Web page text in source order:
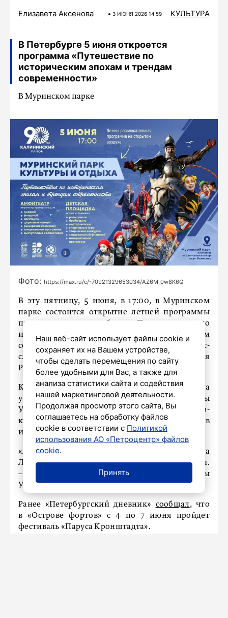
Елизавета Аксенова 3 ИЮНЯ 2026 14:59 КУЛЬТУРА
В Петербурге 5 июня откроется
программа «Путешествие по
историческим эпохам и трендам
современности»
В Муринском парке
Фото: https://max.ru/c/-70921329653034/AZ6M_0w8K6Q
В эту пятницу, 5 июня, в 17:00, в Муринском
парке состоится открытие летней программы
под открытым небом «Путешествие по
историческим эпохам и трендам
современности», сообщили сегодня в пресс-
службе вице-губернатора Петербурга Евгения
Разумишкина.
Каждую неделю сразу на двух площадках на
участке от проспекта Луначарского до улицы
Ушинского гостей ждут активности,
мастер-
классы, уроки танцев,выступления музыкантов
и цирковых артистов.
«Амфитеатр – напротив проспекта
Луначарского, дом 92, – говорится в сообщении.
–
Детская площадка – в створе улицы
Ушинского».
Ранее «Петербургский дневник» сообщал, что
в «Острове фортов» с 4 по 7 июня пройдет
фестиваль «Паруса Кронштадта».
Наш веб-сайт использует файлы cookie и
сохраняет их на Вашем устройстве,
чтобы сделать перемещения по сайту
более удобными для Вас, а также для
анализа статистики сайта и содействия
нашей маркетинговой деятельности.
Продолжая просмотр этого сайта, Вы
соглашаетесь на обработку файлов
cookie в соответствии с Политикой
использования АО «Петроцентр» файлов
cookie.
Принять